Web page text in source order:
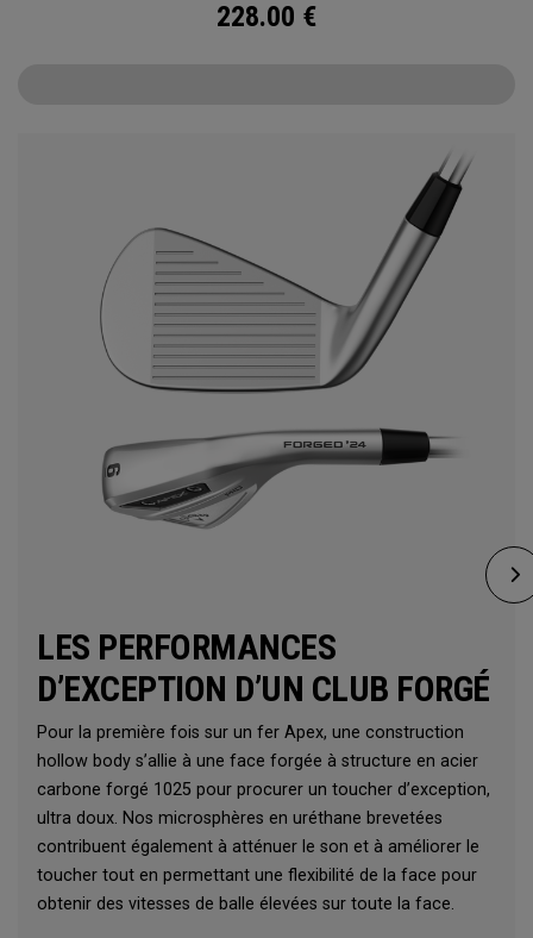
228.00 €
LES PERFORMANCES
D’EXCEPTION D’UN CLUB FORGÉ
Pour la première fois sur un fer Apex, une construction
hollow body s’allie à une face forgée à structure en acier
carbone forgé 1025 pour procurer un toucher d’exception,
ultra doux. Nos microsphères en uréthane brevetées
contribuent également à atténuer le son et à améliorer le
toucher tout en permettant une flexibilité de la face pour
obtenir des vitesses de balle élevées sur toute la face.